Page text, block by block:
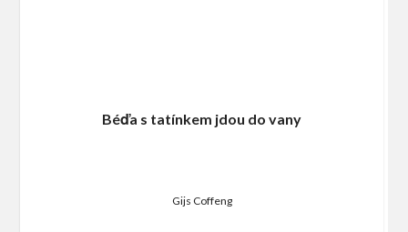
Béďa s tatínkem jdou do vany
Gijs Coffeng